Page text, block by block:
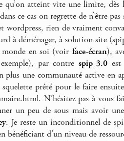
qu’on atteint vite une limite, dès
ce cas on regrette de n’être
wordpress, rien de vraiment
à déménager, à solution site
en soi (voir face-écran),
par contre spip 3.0
plus une communauté active en
prêté pour le faire
N’hésitez pas à vous
un peu de sous mais avoir
. Je reste un inconditionnel de
bénéficiant d’un niveau de